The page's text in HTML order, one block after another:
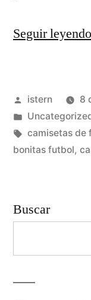
Seguir leyendo
Publicado
por
istern
8
Publicado
en
Etiquetas:
camisetas de
bonitas futbol,
Buscar